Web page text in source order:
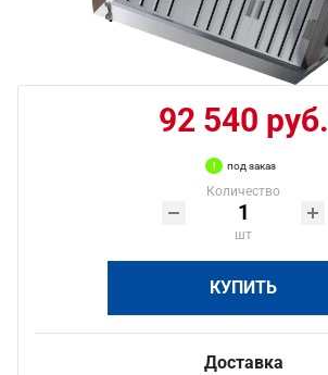
92 540 руб.
под заказ
Количество
шт
КУПИТЬ
Доставка